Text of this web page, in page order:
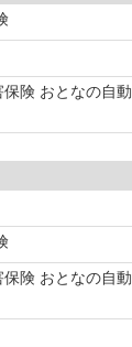
険 おとなの自動
険 おとなの自動